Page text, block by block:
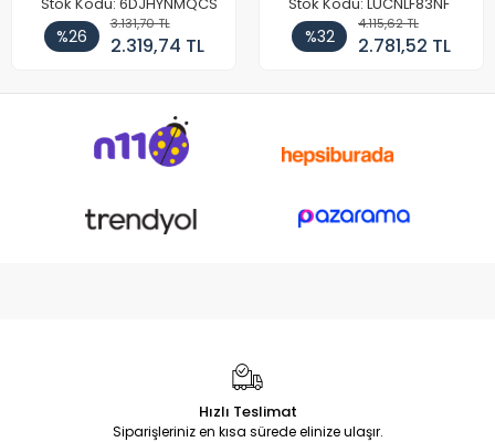
%26
3.131,70 TL
2.319,74 TL %32
4.115,62 TL
2.781,52 TL
Hızlı Teslimat
Siparişleriniz en kısa sürede elinize ulaşır.